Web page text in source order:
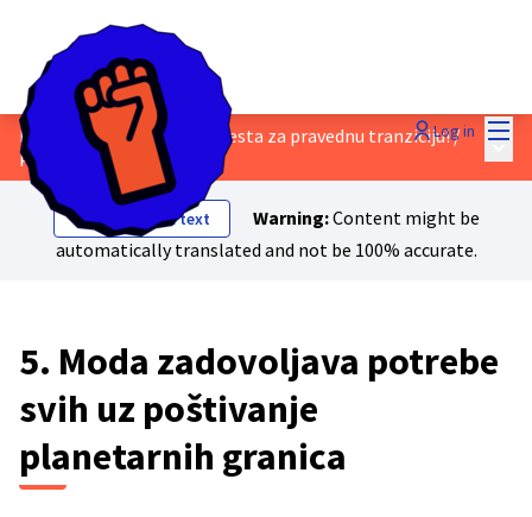
Log in
Raspravite o nacrtu Manifesta za pravednu tranziciju! /
Proposals
Main
Show original text Warning:Content might be
automatically translated and not be 100% accurate.
5. Moda zadovoljava potrebe
svih uz poštivanje
planetarnih granica